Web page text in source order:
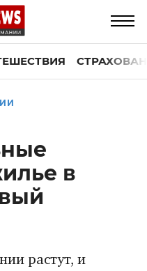
в
растут, и